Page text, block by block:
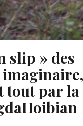
slip » des
imaginaire,
tout par la